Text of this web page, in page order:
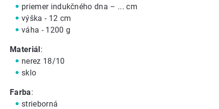
priemer indukčného dna – ... cm
výška - 12 cm
váha - 1200 g
Materiál:
nerez 18/10
sklo
Farba:
strieborná